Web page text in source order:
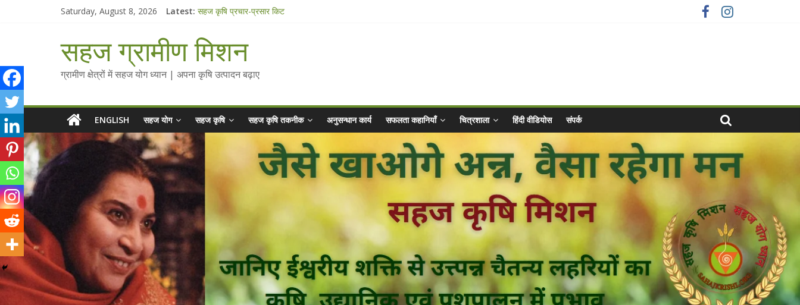
Saturday, August 8, 2026 Latest: सहज कृषि प्रचार-प्रसार किट
Standee Designs @ 2025 for Sahaj Krishi Promotions
Chalo Gaon Ki Or Abhiyaan - 2025-26
Collected Talks on Vibrated Water
सहज ग्रामीण मिशन
ग्रामीण क्षेत्रों में सहज योग ध्यान | अपना कृषि उत्पादन बढ़ाए
ENGLISH सहज योग सहज कृषि सहज कृषि तकनीक अनुसन्धान कार्य सफलता कहानियाँ चित्रशाला हिंदी वीडियोस संपर्क